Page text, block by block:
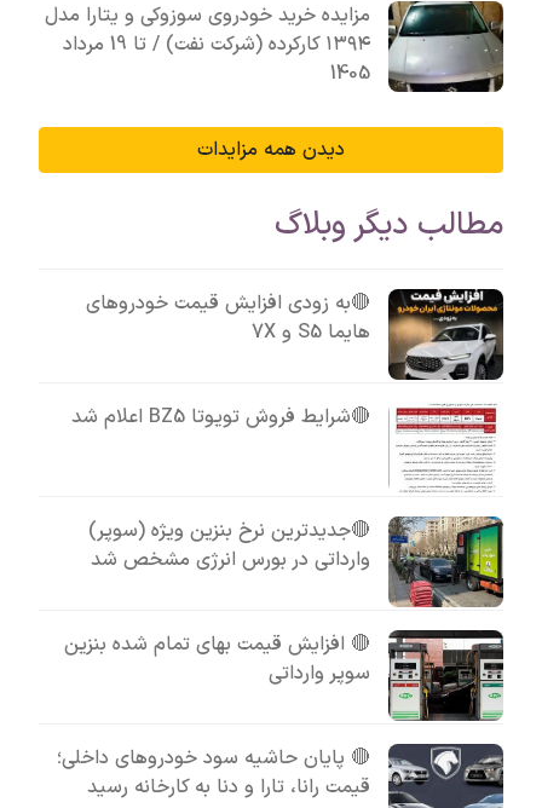
مزایده خرید خودروی سوزوکی و یتارا مدل
۱۳۹۴ کارکرده (شرکت نفت) / تا 19 مرداد
1405
دیدن همه مزایدات
مطالب دیگر وبلاگ
🔴به زودی افزایش قیمت خودروهای
هایما S5 و 7X
🔴شرایط فروش تویوتا BZ5 اعلام شد
🔴جدیدترین نرخ بنزین ویژه (سوپر)
وارداتی در بورس انرژی مشخص شد
🔴 افزایش قیمت بهای تمام شده بنزین
سوپر وارداتی
🔴 پایان حاشیه سود خودروهای داخلی؛
قیمت رانا، تارا و دنا به کارخانه رسید